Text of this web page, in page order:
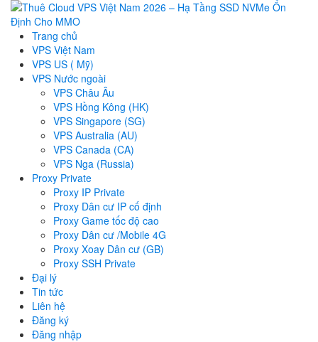
Trang chủ
VPS Việt Nam
VPS US ( Mỹ)
VPS Nước ngoài
VPS Châu Âu
VPS Hồng Kông (HK)
VPS Singapore (SG)
VPS Australia (AU)
VPS Canada (CA)
VPS Nga (Russia)
Proxy Private
Proxy IP Private
Proxy Dân cư IP cố định
Proxy Game tốc độ cao
Proxy Dân cư /Mobile 4G
Proxy Xoay Dân cư (GB)
Proxy SSH Private
Đại lý
Tin tức
Liên hệ
Đăng ký
Đăng nhập